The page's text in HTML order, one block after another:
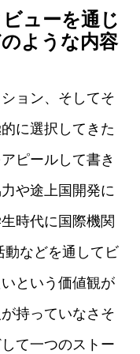
ューを通じ
ような内容
ョン、そしてそ
に選択してきた
ピールして書き
や途上国開発に
時代に国際機関
などを通してビ
という価値観が
持っていなさそ
て一つのストー